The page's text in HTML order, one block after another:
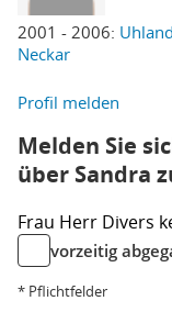
2001 - 2006:
Neckar
Profil melden
Melden Sie
über Sandra
Frau Herr Divers
vorzeitig
* Pflichtfelder